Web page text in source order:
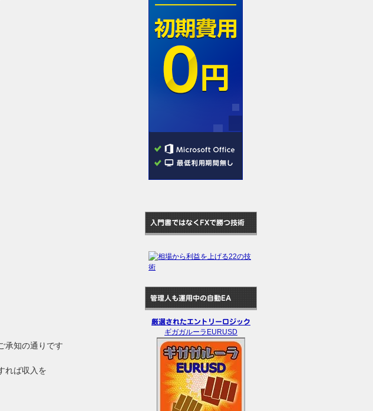
承知の通りです
れば収入を
入門書ではなくFXで勝つ技術
管理人も運用中の自動EA
厳選されたエントリーロジック
ギガガルーラEURUSD